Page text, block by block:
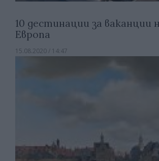
10 дестинации за ваканции
Европа
15.08.2020 / 14:47